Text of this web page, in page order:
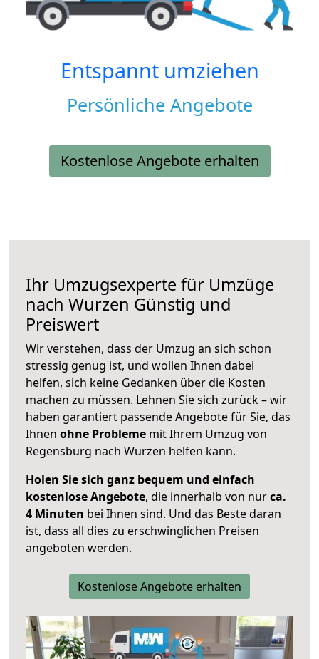
Entspannt umziehen
Persönliche Angebote
Kostenlose Angebote erhalten
Ihr Umzugsexperte für Umzüge
nach Wurzen Günstig und
Preiswert
Wir verstehen, dass der Umzug an sich schon
stressig genug ist, und wollen Ihnen dabei
helfen, sich keine Gedanken über die Kosten
machen zu müssen. Lehnen Sie sich zurück – wir
haben garantiert passende Angebote für Sie, das
Ihnen ohne Probleme mit Ihrem Umzug von
Regensburg nach Wurzen helfen kann.
Holen Sie sich ganz bequem und einfach
kostenlose Angebote, die innerhalb von nurca.
4 Minuten bei Ihnen sind. Und das Beste daran
ist, dass all dies zu erschwinglichen Preisen
angeboten werden.
Kostenlose Angebote erhalten